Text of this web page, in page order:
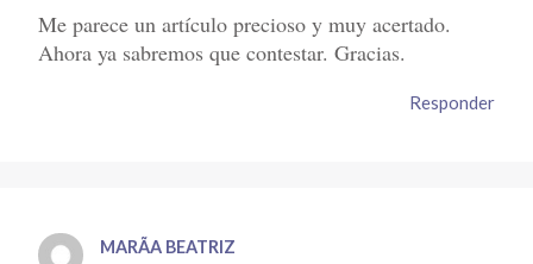
Me parece un artículo precioso y muy acertado.
Ahora ya sabremos que contestar. Gracias.
Responder
MARÃ­A BEATRIZ